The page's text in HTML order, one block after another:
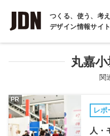
つくる、使う、考
デザイン情報サイト
INTERVIEW
インタビュー
REPORT
COLUMN
コラム
丸嘉
関
レポ
人・
PR